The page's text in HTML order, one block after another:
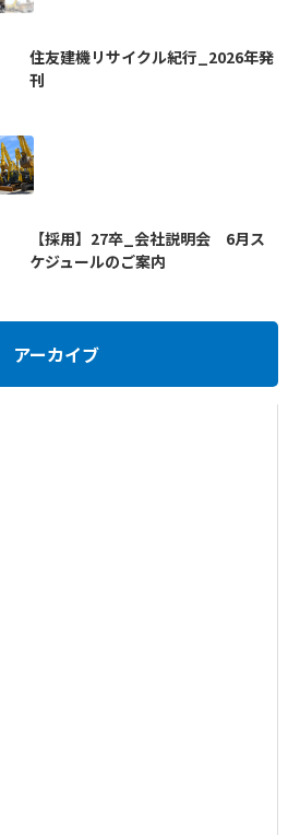
住友建機リサイクル紀行_2026年発
刊
【採用】27卒_会社説明会 6月ス
ケジュールのご案内
アーカイブ